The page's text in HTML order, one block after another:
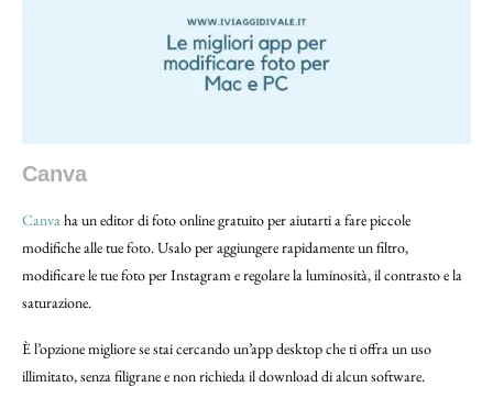
Canva
Canvaha un editor di foto online gratuito per aiutarti a fare piccole
modifiche alle tue foto. Usalo per aggiungere rapidamente un filtro,
modificare le tue foto per Instagram e regolare la luminosità, il contrasto e la
saturazione.
È l’opzione migliore se stai cercando un’app desktop che ti offra un uso
illimitato, senza filigrane e non richieda il download di alcun software.